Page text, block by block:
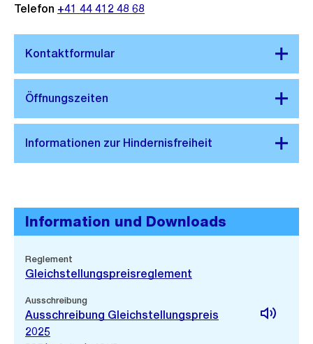
Telefon +41 44 412 48 68
Information und Downloads
Reglement
Gleichstellungspreisreglement
Ausschreibung
Ausschreibung Gleichstellungspreis
2025